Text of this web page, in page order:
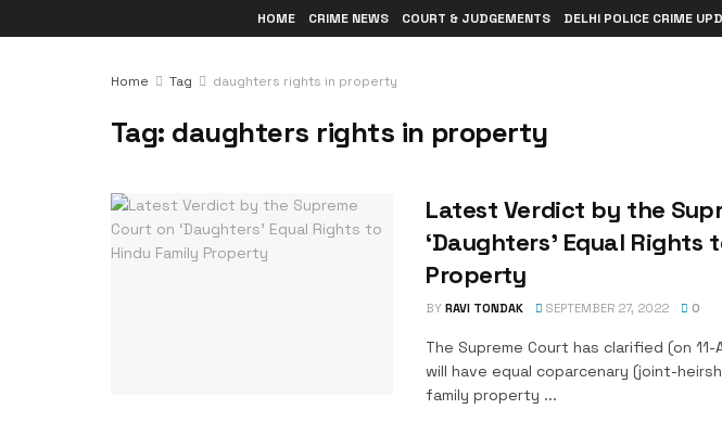
HOME CRIME NEWS COURT & JUDGEMENTS DELHI POLICE CRIME
Home Tag daughters rights in property
Tag: daughters rights in property
Latest Verdict by the
‘Daughters’ Equal Rights
Property
BY RAVI TONDAK SEPTEMBER 27, 2022 0
The Supreme Court has clarified (on
will have equal coparcenary (joint-
family property ...